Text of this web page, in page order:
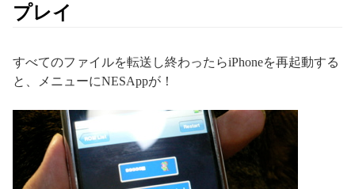
プレイ
すべてのファイルを転送し終わったらiPhoneを再起動する
と、メニューにNESAppが！